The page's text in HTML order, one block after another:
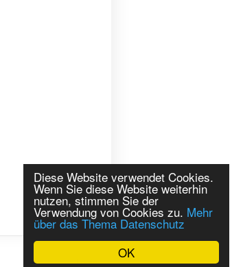
OK
Diese Website verwendet Cookies.
Wenn Sie diese Website weiterhin
nutzen, stimmen Sie der
Verwendung von Cookies zu. Mehr
über das Thema Datenschutz
Login